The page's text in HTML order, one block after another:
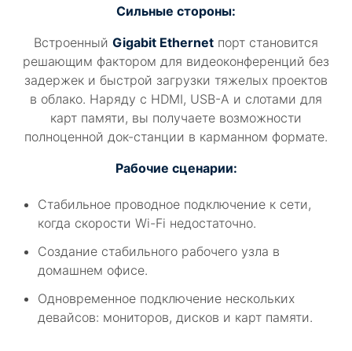
Сильные стороны:
Встроенный Gigabit Ethernet порт становится
решающим фактором для видеоконференций без
задержек и быстрой загрузки тяжелых проектов
в облако. Наряду с HDMI, USB-A и слотами для
карт памяти, вы получаете возможности
полноценной док-станции в карманном формате.
Рабочие сценарии:
Стабильное проводное подключение к сети,
когда скорости Wi-Fi недостаточно.
Создание стабильного рабочего узла в
домашнем офисе.
Одновременное подключение нескольких
девайсов: мониторов, дисков и карт памяти.